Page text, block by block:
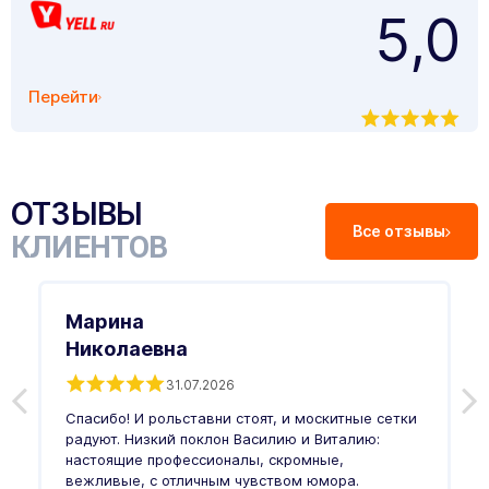
Перейти
5,0
ОТЗЫВЫ
КЛИЕНТОВ Все отзывы
Марина
Николаевна
31.07.2026
Спасибо! И рольставни стоят, и москитные сетки
радуют. Низкий поклон Василию и Виталию:
настоящие профессионалы, скромные,
вежливые, с отличным чувством юмора.